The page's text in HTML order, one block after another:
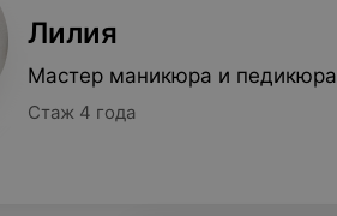
Лилия
Мастер маникюра и педикюра
Стаж 4 года